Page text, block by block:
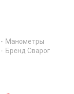
Манометры
Бренд Сварог